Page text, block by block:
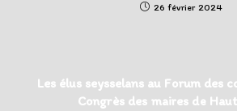
26 février 2024
Les élus seysselans au Forum des
Congrès des maires de